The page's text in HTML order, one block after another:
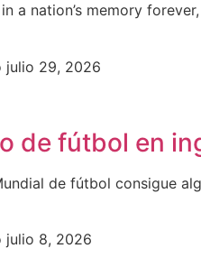
a nation’s memory
julio 29, 2026
de fútbol en
de fútbol consigue
julio 8, 2026